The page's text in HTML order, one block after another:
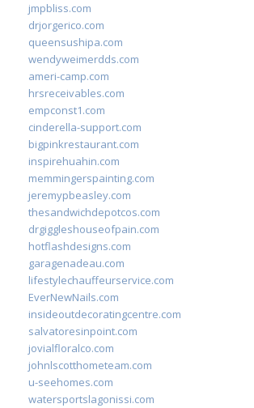
jmpbliss.com
drjorgerico.com
queensushipa.com
wendyweimerdds.com
ameri-camp.com
hrsreceivables.com
empconst1.com
cinderella-support.com
bigpinkrestaurant.com
inspirehuahin.com
memmingerspainting.com
jeremypbeasley.com
thesandwichdepotcos.com
drgiggleshouseofpain.com
hotflashdesigns.com
garagenadeau.com
lifestylechauffeurservice.com
EverNewNails.com
insideoutdecoratingcentre.com
salvatoresinpoint.com
jovialfloralco.com
johnlscotthometeam.com
u-seehomes.com
watersportslagonissi.com